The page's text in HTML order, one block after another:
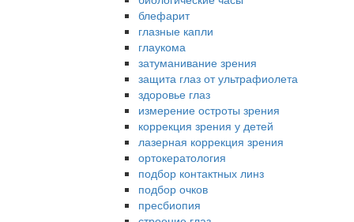
блефарит
глазные капли
глаукома
затуманивание зрения
защита глаз от ультрафиолета
здоровье глаз
измерение остроты зрения
коррекция зрения у детей
лазерная коррекция зрения
ортокератология
подбор контактных линз
подбор очков
пресбиопия